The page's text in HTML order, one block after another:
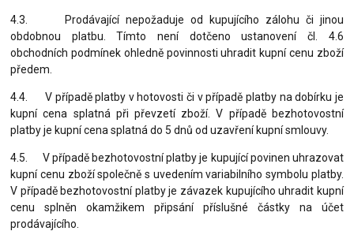
4.3. Prodávající nepožaduje od kupujícího zálohu či jinou
obdobnou platbu. Tímto není dotčeno ustanovení čl. 4.6
obchodních podmínek ohledně povinnosti uhradit kupní cenu zboží
předem.
4.4. V případě platby v hotovosti či v případě platby na dobírku je
kupní cena splatná při převzetí zboží. V případě bezhotovostní
platby je kupní cena splatná do 5 dnů od uzavření kupní smlouvy.
4.5. V případě bezhotovostní platby je kupující povinen uhrazovat
kupní cenu zboží společně s uvedením variabilního symbolu platby.
V případě bezhotovostní platby je závazek kupujícího uhradit kupní
cenu splněn okamžikem připsání příslušné částky na účet
prodávajícího.